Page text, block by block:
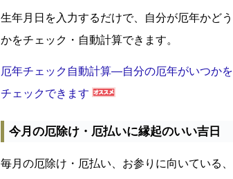
生年月日を入力するだけで、自分が厄年かどう
かをチェック・自動計算できます。
厄年チェック自動計算―自分の厄年がいつかを
チェックできます
今月の厄除け・厄払いに縁起のいい吉日
毎月の厄除け・厄払い、お参りに向いている、